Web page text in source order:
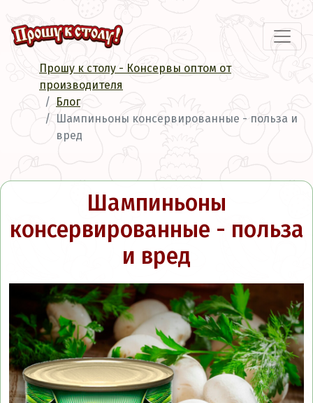
Прошу к столу - Консервы оптом от
производителя
Блог
Шампиньоны консервированные - польза и
вред
Шампиньоны
консервированные - польза
и вред